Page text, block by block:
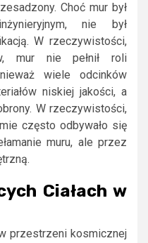
Choć mur był
nie był
W rzeczywistości,
mur nie pełnił roli
wiele odcinków
niskiej jakości, a
W rzeczywistości,
często odbywało się
muru, ale przez
Ciałach w
przestrzeni kosmicznej